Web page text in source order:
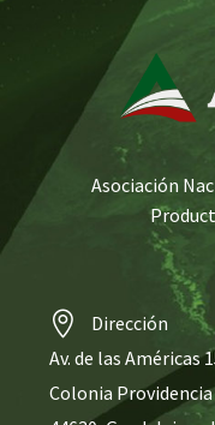
Asociación
Dirección
Av. de las Américas
Colonia Providencia